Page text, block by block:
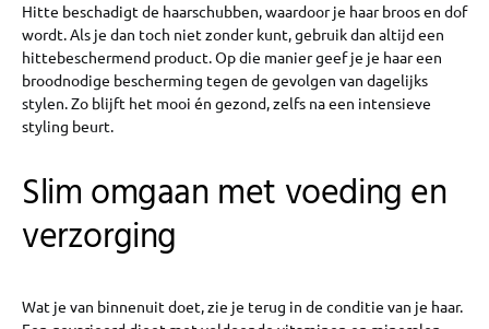
Hitte beschadigt de haarschubben, waardoor je haar broos en dof
wordt. Als je dan toch niet zonder kunt, gebruik dan altijd een
hittebeschermend product. Op die manier geef je je haar een
broodnodige bescherming tegen de gevolgen van dagelijks
stylen. Zo blijft het mooi én gezond, zelfs na een intensieve
styling beurt.
Slim omgaan met voeding en
verzorging
Wat je van binnenuit doet, zie je terug in de conditie van je haar.